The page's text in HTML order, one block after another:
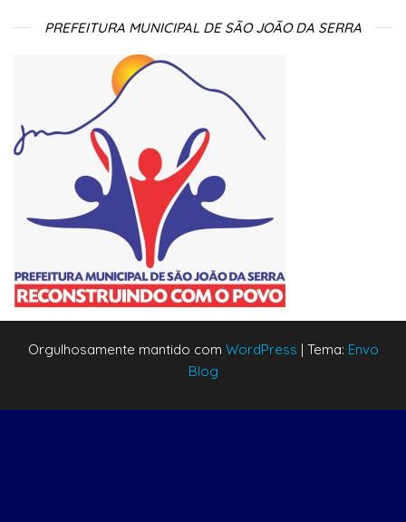
PREFEITURA MUNICIPAL DE SÃO JOÃO DA SERRA
Orgulhosamente mantido com WordPress | Tema: Envo
Blog